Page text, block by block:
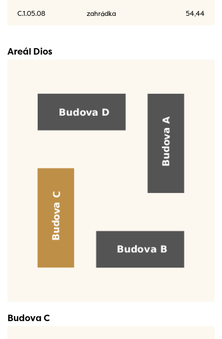
C.1.05.08 zahrádka 54,44
Areál Dios
Budova C